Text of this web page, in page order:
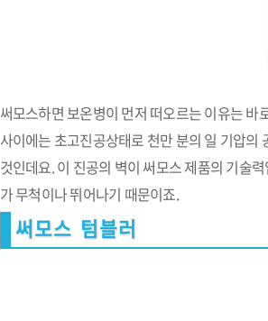
써모스하면 보온병이 먼저 떠오르는 이유는
사이에는 초고진공상태로 천만 분의 일 기압
것인데요. 이 진공의 벽이 써모스 제품의 기술
가 무척이나 뛰어나기 때문이죠.
써모스 텀블러